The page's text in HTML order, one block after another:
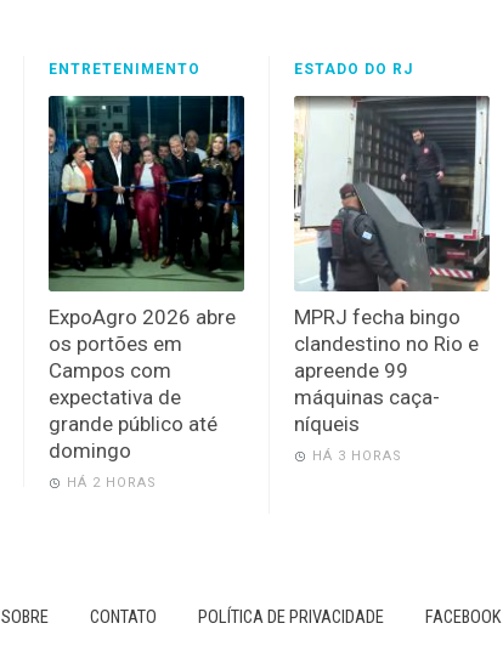
ENTRETENIMENTO
ExpoAgro 2026 abre
os portões em
Campos com
expectativa de
grande público até
domingo
HÁ 2 HORAS
ESTADO DO RJ
MPRJ fecha bingo
clandestino no Rio e
apreende 99
máquinas caça-
níqueis
HÁ 3 HORAS
SOBRE CONTATO POLÍTICA DE PRIVACIDADE FACEBOOK